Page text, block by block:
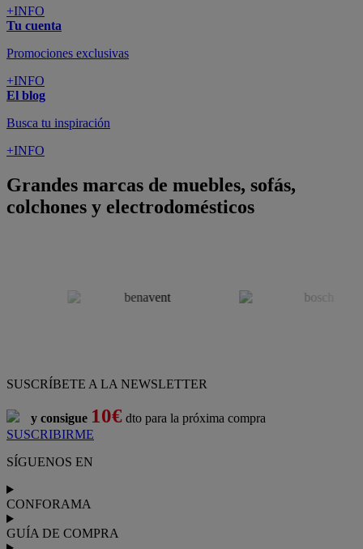
+INFO
Tu cuenta
Promociones exclusivas
+INFO
El blog
Busca tu inspiración
+INFO
Grandes marcas de muebles, sofás,
colchones y electrodomésticos
SUSCRÍBETE A LA NEWSLETTER
y consigue 10€ dto para la próxima compra
SUSCRIBIRME
SÍGUENOS EN
CONFORAMA
GUÍA DE COMPRA